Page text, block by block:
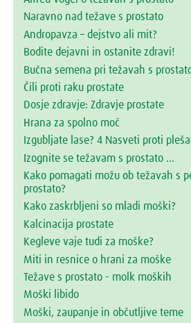
Naravno nad težave s prostato
Andropavza – dejstvo ali mit?
Bodite dejavni in ostanite zdravi!
Bučna semena pri težavah s
Čili proti raku prostate
Dosje zdravje: Zdravje prostate
Hrana za spolno moč
Izgubljate lase? 4 Nasveti proti
Izognite se težavam s prostato ...
Kako pomagati možu ob težavah s
prostato?
Kako zaskrbljeni so mladi moški?
Kalcinacija prostate
Kegleve vaje tudi za moške?
Miti in resnice o hrani za moške
Težave s prostato - molk moških
Moški libido
Moški, zaupanje in občutljive teme